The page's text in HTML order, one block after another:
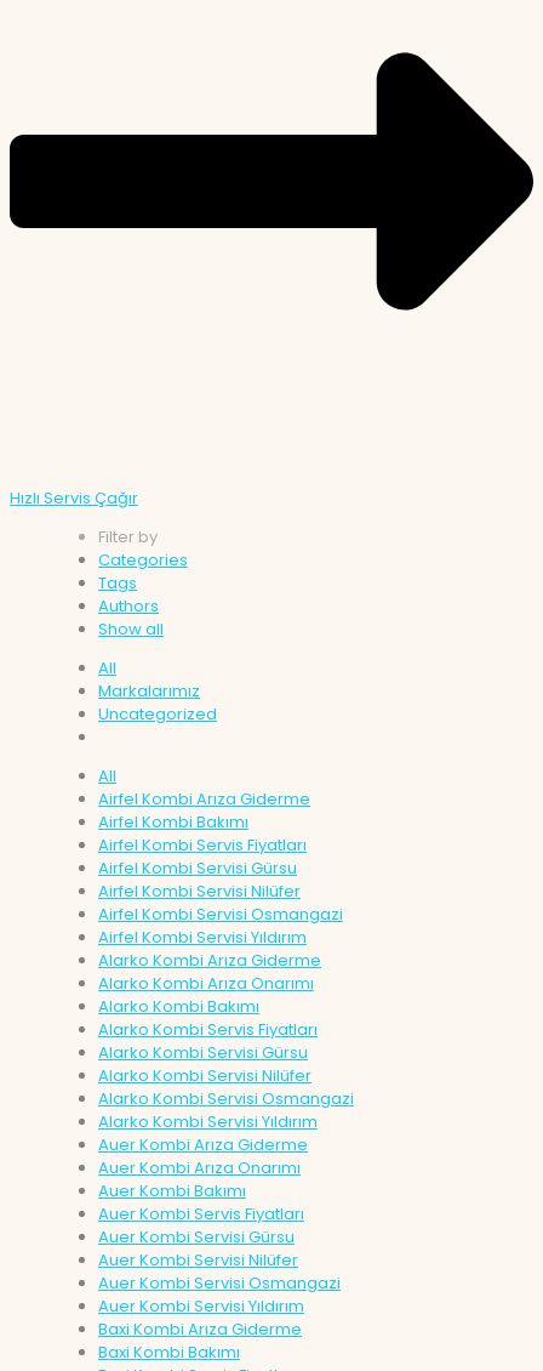
Hızlı Servis Çağır
Filter by
Categories
Tags
Authors
Show all
All
Markalarımız
Uncategorized
All
Airfel Kombi Arıza Giderme
Airfel Kombi Bakımı
Airfel Kombi Servis Fiyatları
Airfel Kombi Servisi Gürsu
Airfel Kombi Servisi Nilüfer
Airfel Kombi Servisi Osmangazi
Airfel Kombi Servisi Yıldırım
Alarko Kombi Arıza Giderme
Alarko Kombi Arıza Onarımı
Alarko Kombi Bakımı
Alarko Kombi Servis Fiyatları
Alarko Kombi Servisi Gürsu
Alarko Kombi Servisi Nilüfer
Alarko Kombi Servisi Osmangazi
Alarko Kombi Servisi Yıldırım
Auer Kombi Arıza Giderme
Auer Kombi Arıza Onarımı
Auer Kombi Bakımı
Auer Kombi Servis Fiyatları
Auer Kombi Servisi Gürsu
Auer Kombi Servisi Nilüfer
Auer Kombi Servisi Osmangazi
Auer Kombi Servisi Yıldırım
Baxi Kombi Arıza Giderme
Baxi Kombi Bakımı